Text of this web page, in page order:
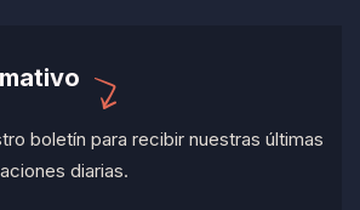
boletín para recibir nuestras últimas
diarias.